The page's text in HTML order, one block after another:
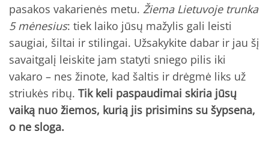
pasakos vakarienės metu. Žiema Lietuvoje trunka
5 mėnesius: tiek laiko jūsų mažylis gali leisti
saugiai, šiltai ir stilingai. Užsakykite dabar ir jau šį
savaitgalį leiskite jam statyti sniego pilis iki
vakaro – nes žinote, kad šaltis ir drėgmė liks už
striukės ribų. Tik keli paspaudimai skiria jūsų
vaiką nuo žiemos, kurią jis prisimins su šypsena,
o ne sloga.